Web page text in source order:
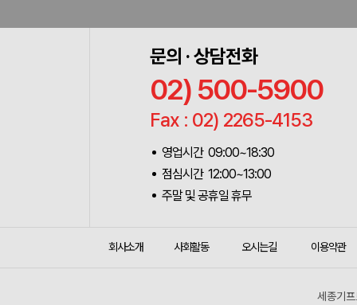
문의 · 상담전화
02) 500-5900
Fax : 02) 2265-4153
영업시간 09:00~18:30
점심시간 12:00~13:00
주말 및 공휴일 휴무
회사소개 사회활동 오시는길 이용약관
세종기